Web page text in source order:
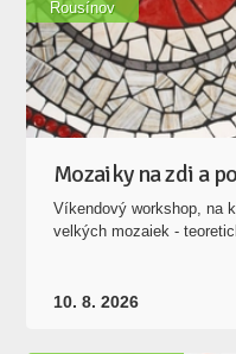
Mozaiky na zdi a
Víkendový workshop, na
velkých mozaiek -
10. 8. 2026
Rousínov